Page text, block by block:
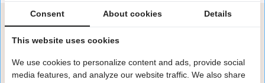
Heb je een vraag over dit product?
Onze specialisten helpen je graag! Spreek ons aan
Stuur e-mail
Consent About cookies Details
This website uses cookies
We use cookies to personalize content and ads, provide social
media features, and analyze our website traffic. We also share